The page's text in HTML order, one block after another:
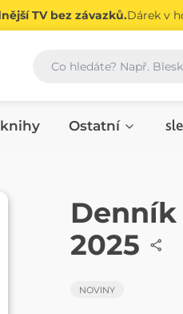
TV bez závazků.Dárek v
Vyhledávání
Ostatní
NOVINY
Denník
2025
NOVINY